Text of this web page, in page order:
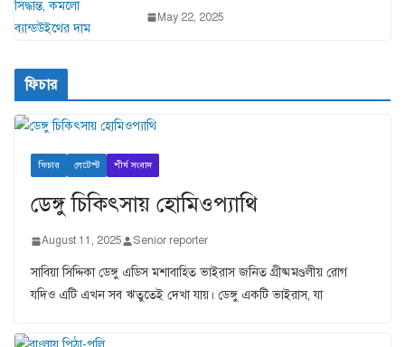
May 22, 2025
ফিচার
ফিচার লেটেস্ট শীর্ষ সংবাদ
ডেঙ্গু চিকিৎসায় হোমিওপ্যাথি
August 11, 2025 Senior reporter
সাবিয়া সিদ্দিকা ডেঙ্গু এডিস মশাবাহিত ভাইরাস জনিত গ্রীষ্মমণ্ডলীয় রোগ
যদিও এটি এখন সব ঋতুতেই দেখা যায়। ডেঙ্গু একটি ভাইরাস, যা